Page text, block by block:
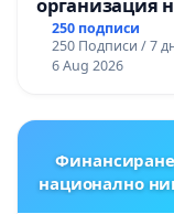
организация
гарантиране
и качествено
ОУ „Княз
250 подписи
250 Подписи / 7
6 Aug 2026
национално